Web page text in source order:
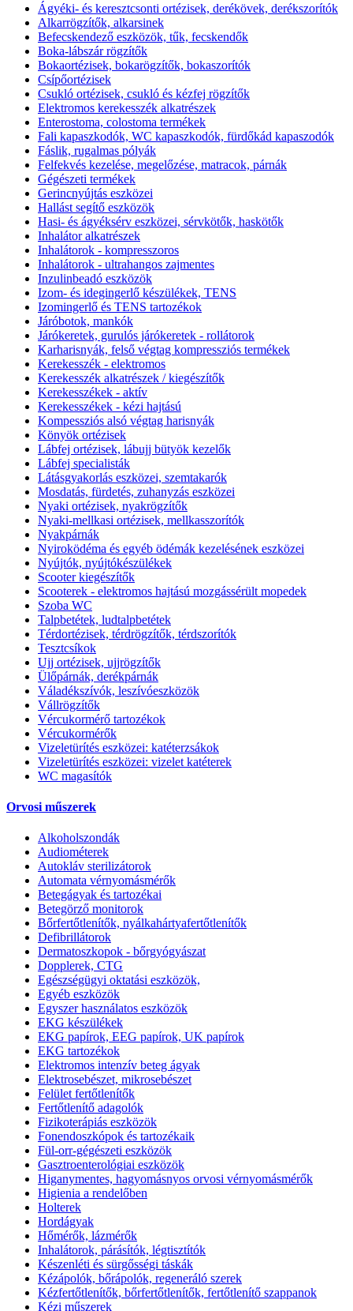
Ágyéki- és keresztcsonti ortézisek, derékövek, derékszorítók
Alkarrögzítők, alkarsinek
Befecskendező eszközök, tűk, fecskendők
Boka-lábszár rögzítők
Bokaortézisek, bokarögzítők, bokaszorítók
Csípőortézisek
Csukló ortézisek, csukló és kézfej rögzítők
Elektromos kerekesszék alkatrészek
Enterostoma, colostoma termékek
Fali kapaszkodók, WC kapaszkodók, fürdőkád kapaszodók
Fáslik, rugalmas pólyák
Felfekvés kezelése, megelőzése, matracok, párnák
Gégészeti termékek
Gerincnyújtás eszközei
Hallást segítő eszközök
Hasi- és ágyéksérv eszközei, sérvkötők, haskötők
Inhalátor alkatrészek
Inhalátorok - kompresszoros
Inhalátorok - ultrahangos zajmentes
Inzulinbeadó eszközök
Izom- és idegingerlő készülékek, TENS
Izomingerlő és TENS tartozékok
Járóbotok, mankók
Járókeretek, gurulós járókeretek - rollátorok
Karharisnyák, felső végtag kompressziós termékek
Kerekesszék - elektromos
Kerekesszék alkatrészek / kiegészítők
Kerekesszékek - aktív
Kerekesszékek - kézi hajtású
Kompessziós alsó végtag harisnyák
Könyök ortézisek
Lábfej ortézisek, lábujj bütyök kezelők
Lábfej specialisták
Látásgyakorlás eszközei, szemtakarók
Mosdatás, fürdetés, zuhanyzás eszközei
Nyaki ortézisek, nyakrögzítők
Nyaki-mellkasi ortézisek, mellkasszorítók
Nyakpárnák
Nyiroködéma és egyéb ödémák kezelésének eszközei
Nyújtók, nyújtókészülékek
Scooter kiegészítők
Scooterek - elektromos hajtású mozgássérült mopedek
Szoba WC
Talpbetétek, ludtalpbetétek
Térdortézisek, térdrögzítők, térdszorítók
Tesztcsíkok
Ujj ortézisek, ujjrögzítők
Ülőpárnák, derékpárnák
Váladékszívók, leszívóeszközök
Vállrögzítők
Vércukormérő tartozékok
Vércukormérők
Vizeletürítés eszközei: katéterzsákok
Vizeletürítés eszközei: vizelet katéterek
WC magasítók
Orvosi műszerek
Alkoholszondák
Audiométerek
Autokláv sterilizátorok
Automata vérnyomásmérők
Betegágyak és tartozékai
Betegörző monitorok
Bőrfertőtlenítők, nyálkahártyafertőtlenítők
Defibrillátorok
Dermatoszkopok - bőrgyógyászat
Dopplerek, CTG
Egészségügyi oktatási eszközök,
Egyéb eszközök
Egyszer használatos eszközök
EKG készülékek
EKG papírok, EEG papírok, UK papírok
EKG tartozékok
Elektromos intenzív beteg ágyak
Elektrosebészet, mikrosebészet
Felület fertőtlenítők
Fertőtlenítő adagolók
Fizikoterápiás eszközök
Fonendoszkópok és tartozékaik
Fül-orr-gégészeti eszközök
Gasztroenterológiai eszközök
Higanymentes, hagyomásnyos orvosi vérnyomásmérők
Higienia a rendelőben
Holterek
Hordágyak
Hőmérők, lázmérők
Inhalátorok, párásítók, légtisztítók
Készenléti és sürgősségi táskák
Kézápolók, bőrápolók, regeneráló szerek
Kézfertőtlenítők, bőrfertőtlenítők, fertőtlenítő szappanok
Kézi műszerek